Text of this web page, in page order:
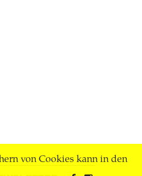
von Cookies kann in den